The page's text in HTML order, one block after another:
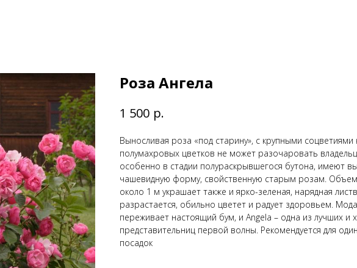
Роза Ангела
1 500 р.
Выносливая роза «под старину», с крупными
полумахровых цветков не может разочаровать
особенно в стадии полураскрывшегося бутона, имеют
чашевидную форму, свойственную старым розам.
около 1 м украшает также и ярко-зеленая, нарядная
разрастается, обильно цветет и радует здоровьем.
переживает настоящий бум, и Angela – одна из лучших и
представительниц первой волны. Рекомендуется для
посадок